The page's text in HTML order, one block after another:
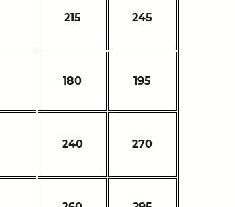
215 245
180 195
240 270